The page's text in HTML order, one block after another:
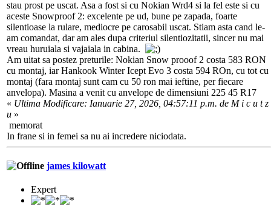
stau prost pe uscat. Asa a fost si cu Nokian Wrd4 si la fel este si cu
aceste Snowproof 2: excelente pe ud, bune pe zapada, foarte
silentioase la rulare, mediocre pe carosabil uscat. Stiam asta cand le-
am comandat, dar am ales dupa criteriul silentiozitatii, sincer nu mai
vreau huruiala si vajaiala in cabina.
Am uitat sa postez preturile: Nokian Snow prooof 2 costa 583 RON
cu montaj, iar Hankook Winter Icept Evo 3 costa 594 ROn, cu tot cu
montaj (fara montaj sunt cam cu 50 ron mai ieftine, per fiecare
anvelopa). Masina a venit cu anvelope de dimensiuni 225 45 R17
« Ultima Modificare: Ianuarie 27, 2026, 04:57:11 p.m. de M i c u t z
u »
memorat
In frane si in femei sa nu ai incredere niciodata.
james kilowatt
Expert